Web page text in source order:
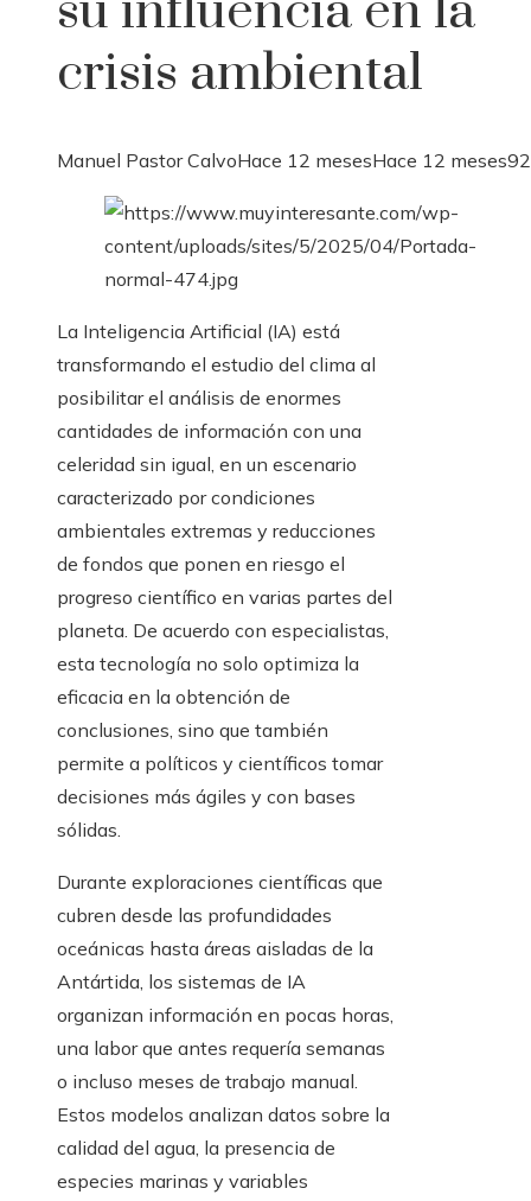
crisis ambiental
Manuel Pastor CalvoHace 12 mesesHace 12 meses92
La Inteligencia Artificial (IA) está
transformando el estudio del clima al
posibilitar el análisis de enormes
cantidades de información con una
celeridad sin igual, en un escenario
caracterizado por condiciones
ambientales extremas y reducciones
de fondos que ponen en riesgo el
progreso científico en varias partes del
planeta. De acuerdo con especialistas,
esta tecnología no solo optimiza la
eficacia en la obtención de
conclusiones, sino que también
permite a políticos y científicos tomar
decisiones más ágiles y con bases
sólidas.
Durante exploraciones científicas que
cubren desde las profundidades
oceánicas hasta áreas aisladas de la
Antártida, los sistemas de IA
organizan información en pocas horas,
una labor que antes requería semanas
o incluso meses de trabajo manual.
Estos modelos analizan datos sobre la
calidad del agua, la presencia de
especies marinas y variables